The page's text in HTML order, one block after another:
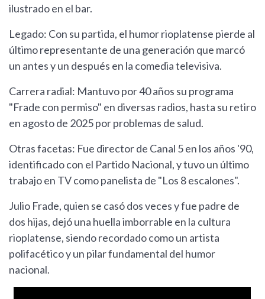
ilustrado en el bar.
Legado: Con su partida, el humor rioplatense pierde al
último representante de una generación que marcó
un antes y un después en la comedia televisiva.
Carrera radial: Mantuvo por 40 años su programa
"Frade con permiso" en diversas radios, hasta su retiro
en agosto de 2025 por problemas de salud.
Otras facetas: Fue director de Canal 5 en los años '90,
identificado con el Partido Nacional, y tuvo un último
trabajo en TV como panelista de "Los 8 escalones".
Julio Frade, quien se casó dos veces y fue padre de
dos hijas, dejó una huella imborrable en la cultura
rioplatense, siendo recordado como un artista
polifacético y un pilar fundamental del humor
nacional.